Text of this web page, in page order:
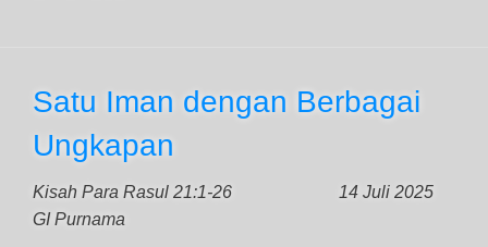
Satu Iman dengan Berbagai
Ungkapan
Kisah Para Rasul 21:1-26
14 Juli 2025
GI Purnama